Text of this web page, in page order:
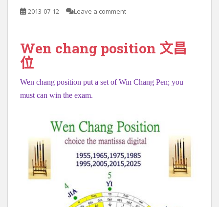
2013-07-12 Leave a comment
Wen chang position 文昌
位
Wen chang position put a set of Win Chang Pen; you
must can win the exam.